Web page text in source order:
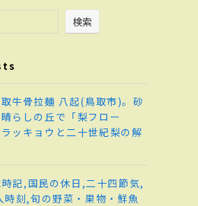
検索
牛骨拉麺 八起(鳥取市)。砂
らしの丘で「梨フロー
ッキョウと二十世紀梨の解
記,国民の休日,二十四節気,
時刻,旬の野菜・果物・鮮魚